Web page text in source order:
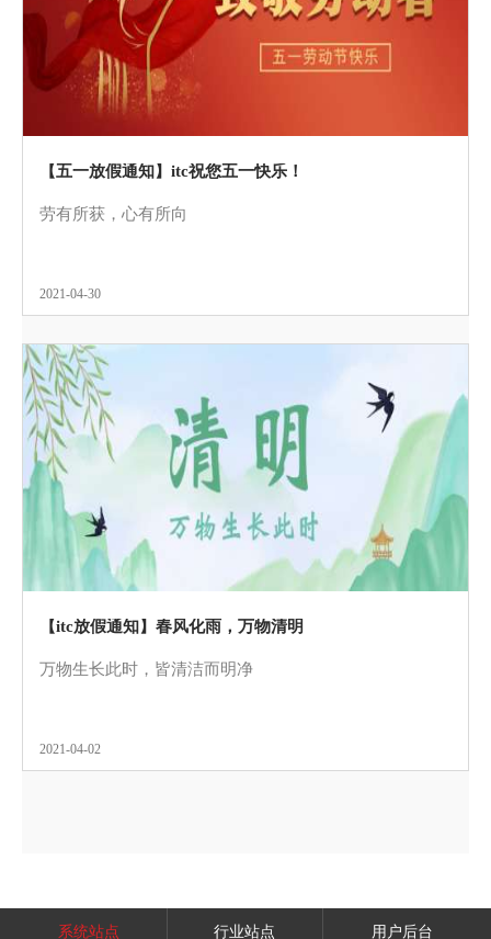
【五一放假通知】itc祝您五一快乐！
劳有所获，心有所向
2021-04-30
【itc放假通知】春风化雨，万物清明
万物生长此时，皆清洁而明净
2021-04-02
系统站点 行业站点 用户后台